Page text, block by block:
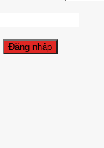
Đăng nhập